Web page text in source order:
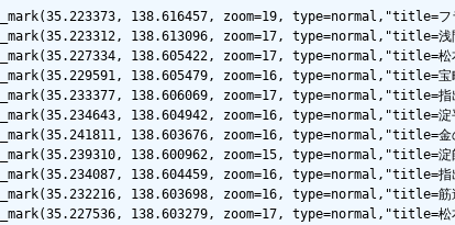
138.616457, zoom=19, type=normal,"title=フ
138.613096, zoom=17, type=normal,"title=浅
138.605422, zoom=17, type=normal,"title=松本
138.605479, zoom=16, type=normal,"title=宝
138.606069, zoom=17, type=normal,"title=指
138.604942, zoom=16, type=normal,"title=淀
138.603676, zoom=16, type=normal,"title=金
138.600962, zoom=15, type=normal,"title=淀
138.604459, zoom=16, type=normal,"title=指
138.603698, zoom=16, type=normal,"title=筋
138.603279, zoom=17, type=normal,"title=松